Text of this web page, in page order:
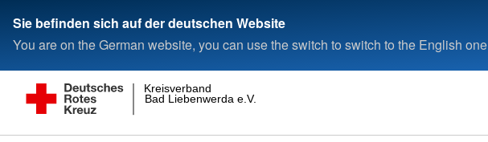
Sie befinden sich auf der deutschen Website
You are on the German website, you can use the switch to switch to the English one
Bad Liebenwerda e.V.
Kreisverband